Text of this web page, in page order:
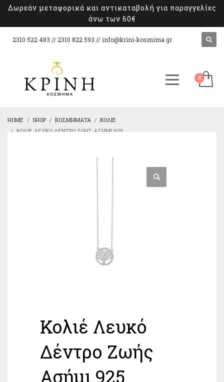
Δωρεάν μεταφορικά και αντικαταβολή για παραγγελίες
άνω των 60€
2310 522 483 // 2310 822 593 // info@krini-kosmima.gr
HOME SHOP ΚΟΣΜΉΜΑΤΑ
ΚΟΛΙΈ
ΚΟΛΙΈ ΛΕΥΚΌ ΔΈΝΤΡΟ ΖΩΉΣ ΑΣΉΜΙ 925
Κολιέ Λευκό
Δέντρο Ζωής
Ασήμι 925